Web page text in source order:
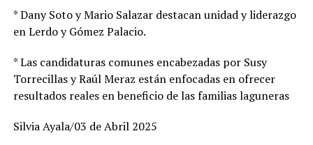
* Dany Soto y Mario Salazar destacan unidad y liderazgo
en Lerdo y Gómez Palacio.
* Las candidaturas comunes encabezadas por Susy
Torrecillas y Raúl Meraz están enfocadas en ofrecer
resultados reales en beneficio de las familias laguneras
Silvia Ayala/03 de Abril 2025